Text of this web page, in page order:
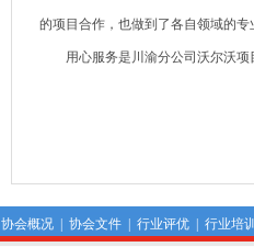
的项目合作，也做到了各自领域的专
用心服务是川渝分公司沃尔沃项
协会概况| 协会文件| 行业评优| 行业培